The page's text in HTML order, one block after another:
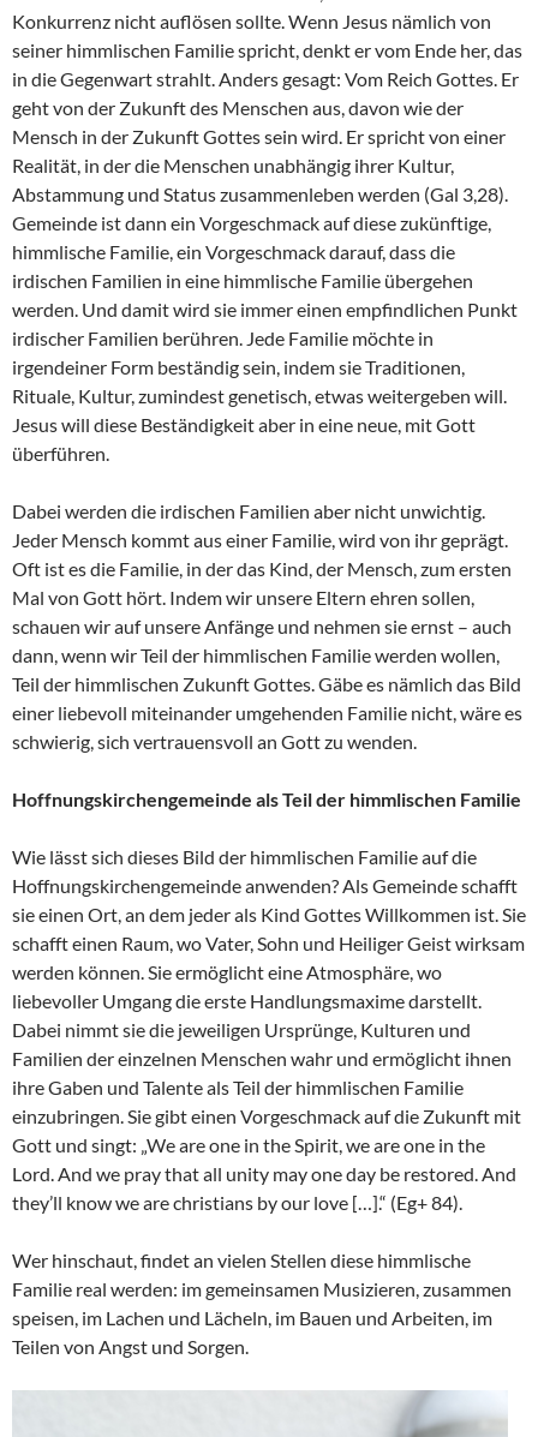
Konkurrenz nicht auflösen sollte. Wenn Jesus nämlich von
seiner himmlischen Familie spricht, denkt er vom Ende her, das
in die Gegenwart strahlt. Anders gesagt: Vom Reich Gottes. Er
geht von der Zukunft des Menschen aus, davon wie der
Mensch in der Zukunft Gottes sein wird. Er spricht von einer
Realität, in der die Menschen unabhängig ihrer Kultur,
Abstammung und Status zusammenleben werden (Gal 3,28).
Gemeinde ist dann ein Vorgeschmack auf diese zukünftige,
himmlische Familie, ein Vorgeschmack darauf, dass die
irdischen Familien in eine himmlische Familie übergehen
werden. Und damit wird sie immer einen empfindlichen Punkt
irdischer Familien berühren. Jede Familie möchte in
irgendeiner Form beständig sein, indem sie Traditionen,
Rituale, Kultur, zumindest genetisch, etwas weitergeben will.
Jesus will diese Beständigkeit aber in eine neue, mit Gott
überführen.
Dabei werden die irdischen Familien aber nicht unwichtig.
Jeder Mensch kommt aus einer Familie, wird von ihr geprägt.
Oft ist es die Familie, in der das Kind, der Mensch, zum ersten
Mal von Gott hört. Indem wir unsere Eltern ehren sollen,
schauen wir auf unsere Anfänge und nehmen sie ernst – auch
dann, wenn wir Teil der himmlischen Familie werden wollen,
Teil der himmlischen Zukunft Gottes. Gäbe es nämlich das Bild
einer liebevoll miteinander umgehenden Familie nicht, wäre es
schwierig, sich vertrauensvoll an Gott zu wenden.
Hoffnungskirchengemeinde als Teil der himmlischen Familie
Wie lässt sich dieses Bild der himmlischen Familie auf die
Hoffnungskirchengemeinde anwenden? Als Gemeinde schafft
sie einen Ort, an dem jeder als Kind Gottes Willkommen ist. Sie
schafft einen Raum, wo Vater, Sohn und Heiliger Geist wirksam
werden können. Sie ermöglicht eine Atmosphäre, wo
liebevoller Umgang die erste Handlungsmaxime darstellt.
Dabei nimmt sie die jeweiligen Ursprünge, Kulturen und
Familien der einzelnen Menschen wahr und ermöglicht ihnen
ihre Gaben und Talente als Teil der himmlischen Familie
einzubringen. Sie gibt einen Vorgeschmack auf die Zukunft mit
Gott und singt: „We are one in the Spirit, we are one in the
Lord. And we pray that all unity may one day be restored. And
they’ll know we are christians by our love […].“ (Eg+ 84).
Wer hinschaut, findet an vielen Stellen diese himmlische
Familie real werden: im gemeinsamen Musizieren, zusammen
speisen, im Lachen und Lächeln, im Bauen und Arbeiten, im
Teilen von Angst und Sorgen.